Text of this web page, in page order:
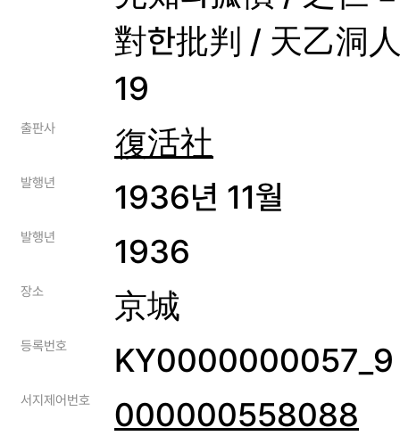
對한批判 / 天乙洞
19
출판사 復活社
발행년 1936년 11월
발행년 1936
장소 京城
등록번호 KY0000000057_9
서지제어번호 000000558088